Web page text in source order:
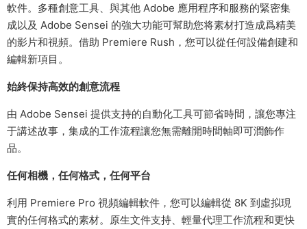
軟件。多種創意工具、與其他 Adobe 應用程序和服務的緊密集
成以及 Adobe Sensei 的強大功能可幫助您将素材打造成爲精美
的影片和視頻。借助 Premiere Rush，您可以從任何設備創建和
編輯新項目。
始終保持高效的創意流程
由 Adobe Sensei 提供支持的自動化工具可節省時間，讓您專注
于講述故事，集成的工作流程讓您無需離開時間軸即可潤飾作
品。
任何相機，任何格式，任何平台
利用 Premiere Pro 視頻編輯軟件，您可以編輯從 8K 到虛拟現
實的任何格式的素材。原生文件支持、輕量代理工作流程和更快